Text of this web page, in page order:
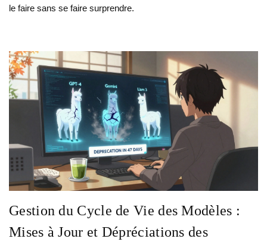
le faire sans se faire surprendre.
Gestion du Cycle de Vie des Modèles :
Mises à Jour et Dépréciations des